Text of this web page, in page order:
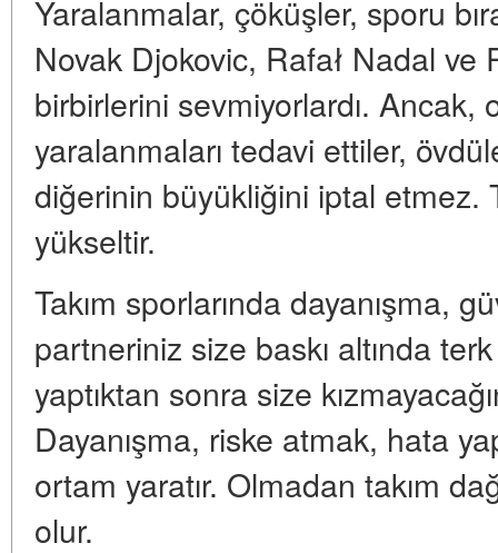
Yaralanmalar, çöküşler, sporu
Novak Djokovic, Rafał Nadal ve
birbirlerini sevmiyorlardı. Ancak,
yaralanmaları tedavi ettiler,
diğerinin büyükliğini iptal etmez.
yükseltir.
Takım sporlarında dayanışma,
partneriniz size baskı altında
yaptıktan sonra size
Dayanışma, riske atmak, hata
ortam yaratır. Olmadan takım
olur.